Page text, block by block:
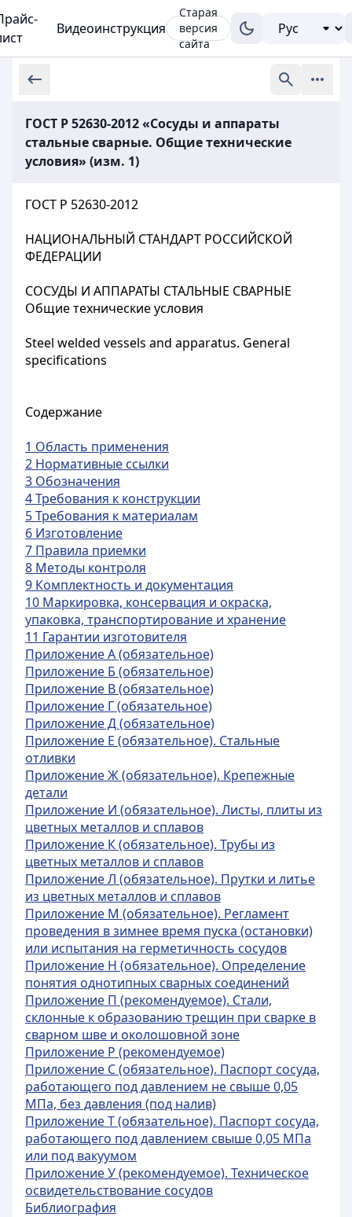
Видеоинструкция
Старая
версия
сайта
ГОСТ Р 52630-2012 «Сосуды и аппараты
стальные сварные. Общие технические
условия» (изм. 1)
ГОСТ Р 52630-2012
НАЦИОНАЛЬНЫЙ СТАНДАРТ РОССИЙСКОЙ
ФЕДЕРАЦИИ
СОСУДЫ И АППАРАТЫ СТАЛЬНЫЕ СВАРНЫЕ
Общие технические условия
Steel welded vessels and apparatus. General
specifications
Содержание
1 Область применения
2 Нормативные ссылки
3 Обозначения
4 Требования к конструкции
5 Требования к материалам
6 Изготовление
7 Правила приемки
8 Методы контроля
9 Комплектность и документация
10 Маркировка, консервация и окраска,
упаковка, транспортирование и хранение
11 Гарантии изготовителя
Приложение А (обязательное)
Приложение Б (обязательное)
Приложение В (обязательное)
Приложение Г (обязательное)
Приложение Д (обязательное)
Приложение Е (обязательное). Стальные
отливки
Приложение Ж (обязательное). Крепежные
детали
Приложение И (обязательное). Листы, плиты из
цветных металлов и сплавов
Приложение К (обязательное). Трубы из
цветных металлов и сплавов
Приложение Л (обязательное). Прутки и литье
из цветных металлов и сплавов
Приложение М (обязательное). Регламент
проведения в зимнее время пуска (остановки)
или испытания на герметичность сосудов
Приложение Н (обязательное). Определение
понятия однотипных сварных соединений
Приложение П (рекомендуемое). Стали,
склонные к образованию трещин при сварке в
сварном шве и околошовной зоне
Приложение Р (рекомендуемое)
Приложение С (обязательное). Паспорт сосуда,
работающего под давлением не свыше 0,05
МПа, без давления (под налив)
Приложение Т (обязательное). Паспорт сосуда,
работающего под давлением свыше 0,05 МПа
или под вакуумом
Приложение У (рекомендуемое). Техническое
освидетельствование сосудов
Библиография